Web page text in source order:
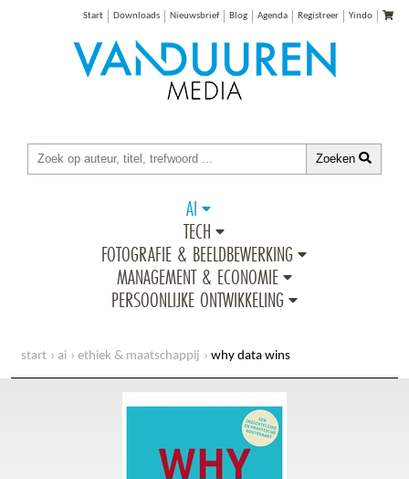
Start Downloads Nieuwsbrief Blog Agenda Registreer Yindo
Zoeken
AI
TECH
FOTOGRAFIE & BEELDBEWERKING
MANAGEMENT & ECONOMIE
PERSOONLIJKE ONTWIKKELING
start ai ethiek & maatschappij why data wins